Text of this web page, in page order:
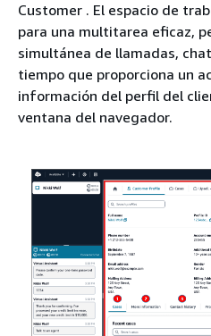
Customer . El espacio de
para una multitarea eficaz,
simultánea de llamadas,
tiempo que proporciona un
información del perfil del
ventana del navegador.